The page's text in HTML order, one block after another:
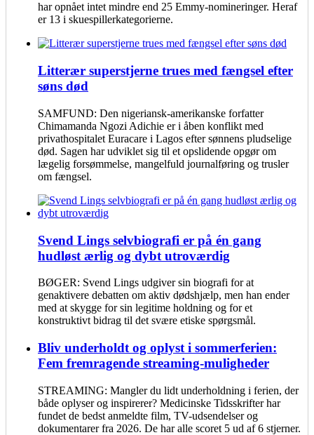
har opnået intet mindre end 25 Emmy-nomineringer. Heraf
er 13 i skuespillerkategorierne.
Litterær superstjerne trues med fængsel efter
søns død
SAMFUND: Den nigeriansk-amerikanske forfatter
Chimamanda Ngozi Adichie er i åben konflikt med
privathospitalet Euracare i Lagos efter sønnens pludselige
død. Sagen har udviklet sig til et opslidende opgør om
lægelig forsømmelse, mangelfuld journalføring og trusler
om fængsel.
Svend Lings selvbiografi er på én gang
hudløst ærlig og dybt utroværdig
BØGER: Svend Lings udgiver sin biografi for at
genaktivere debatten om aktiv dødshjælp, men han ender
med at skygge for sin legitime holdning og for et
konstruktivt bidrag til det svære etiske spørgsmål.
Bliv underholdt og oplyst i sommerferien:
Fem fremragende streaming-muligheder
STREAMING: Mangler du lidt underholdning i ferien, der
både oplyser og inspirerer? Medicinske Tidsskrifter har
fundet de bedst anmeldte film, TV-udsendelser og
dokumentarer fra 2026. De har alle scoret 5 ud af 6 stjerner.